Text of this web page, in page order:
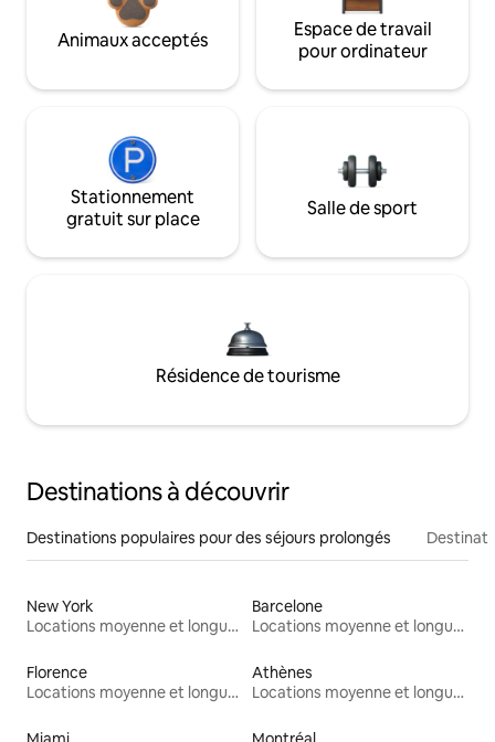
Animaux acceptés
Espace de travail
pour ordinateur
Stationnement
gratuit sur place
Salle de sport
Résidence de tourisme
Destinations à découvrir
Destinations populaires pour des séjours prolongés
New York
Locations moyenne et longue durée
Barcelone
Locations moyenne et longue durée
Florence
Locations moyenne et longue durée
Athènes
Locations moyenne et longue durée